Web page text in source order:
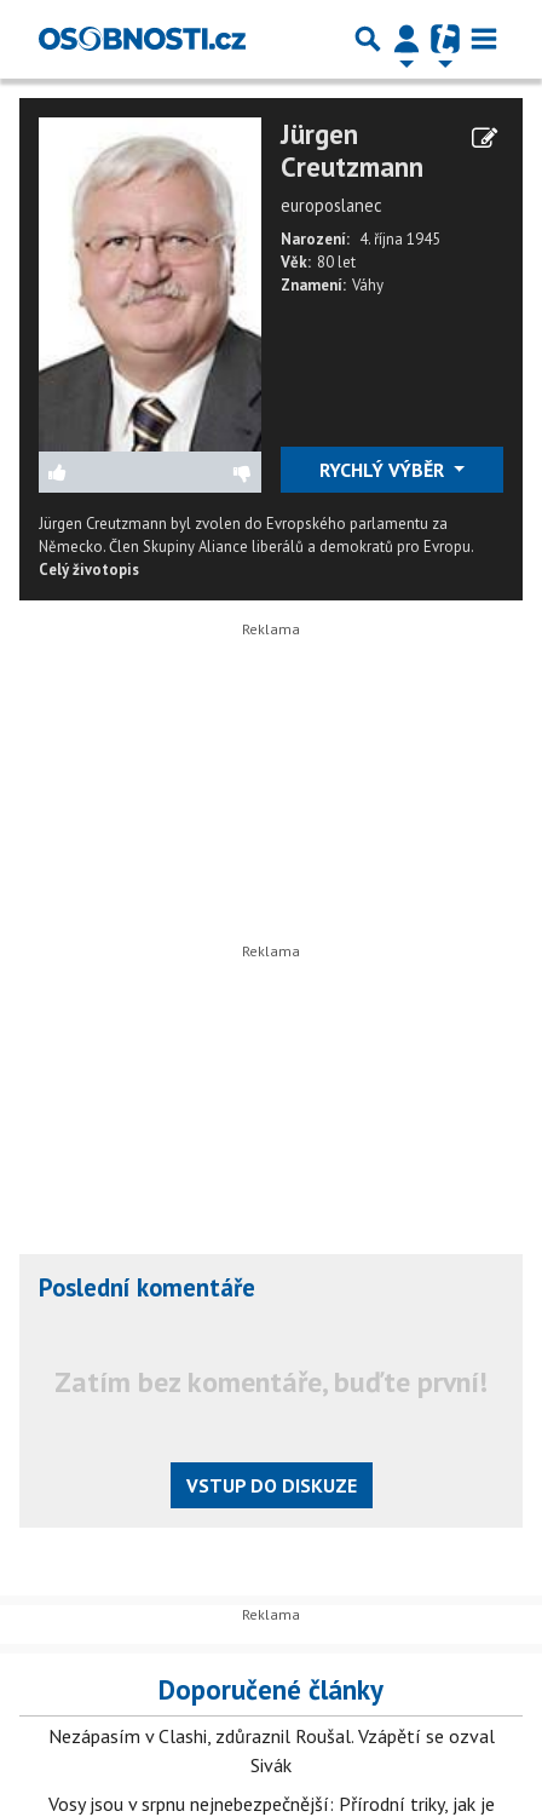
Jürgen
Creutzmann
europoslanec
Narození: 4. října 1945
Věk: 80 let
Znamení: Váhy
RYCHLÝ VÝBĚR
Jürgen Creutzmann byl zvolen do Evropského parlamentu za
Německo. Člen Skupiny Aliance liberálů a demokratů pro Evropu.
Celý životopis
Poslední komentáře
Zatím bez komentáře, buďte první!
VSTUP DO DISKUZE
Doporučené články
Nezápasím v Clashi, zdůraznil Roušal. Vzápětí se ozval
Sivák
Vosy jsou v srpnu nejnebezpečnější: Přírodní triky, jak je